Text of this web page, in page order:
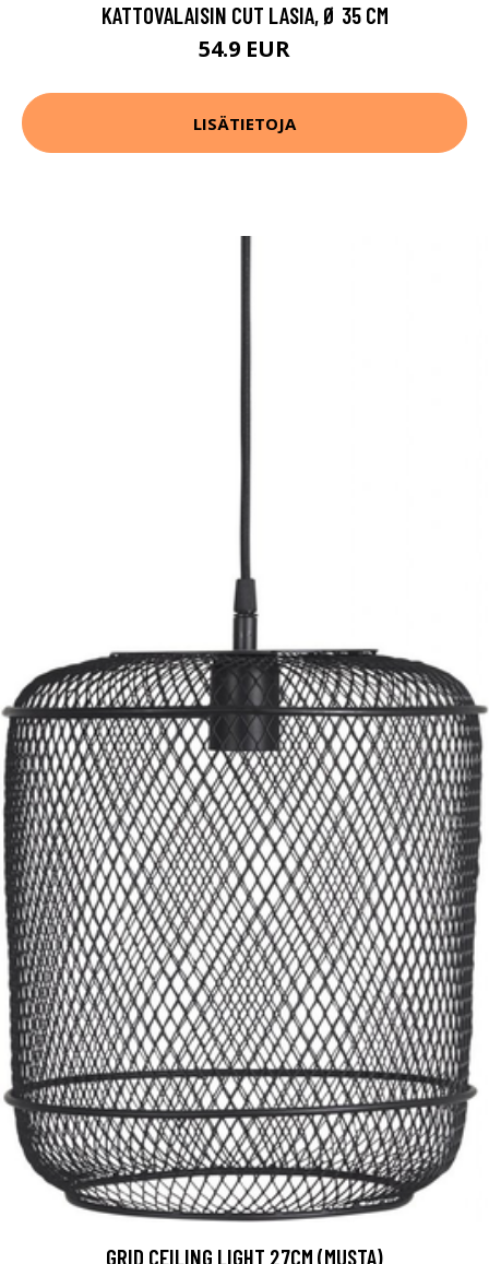
KATTOVALAISIN CUT LASIA, Ø 35 CM
54.9 EUR
LISÄTIETOJA
GRID CEILING LIGHT 27CM (MUSTA)